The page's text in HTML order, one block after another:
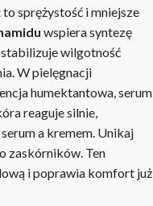
sprężystość i mniejsze
wspiera syntezę
stabilizuje wilgotność
W pielęgnacji
humektantowa, serum
reaguje silnie,
a kremem. Unikaj
zaskórników. Ten
i poprawia komfort już